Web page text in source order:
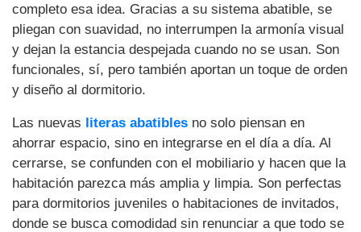
completo esa idea. Gracias a su sistema abatible, se
pliegan con suavidad, no interrumpen la armonía visual
y dejan la estancia despejada cuando no se usan. Son
funcionales, sí, pero también aportan un toque de orden
y diseño al dormitorio.
Las nuevas literas abatibles no solo piensan en
ahorrar espacio, sino en integrarse en el día a día. Al
cerrarse, se confunden con el mobiliario y hacen que la
habitación parezca más amplia y limpia. Son perfectas
para dormitorios juveniles o habitaciones de invitados,
donde se busca comodidad sin renunciar a que todo se